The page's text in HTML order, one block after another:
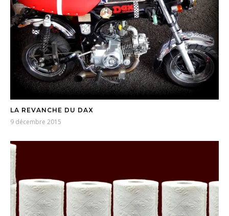
LA REVANCHE DU DAX
9 décembre 2015